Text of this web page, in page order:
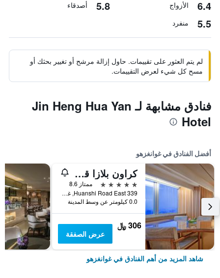
6.4 الأزواج 5.8 أصدقاء
5.5 منفرد
لم يتم العثور على تقييمات. حاول إزالة مرشح أو تغيير بحثك أو
مسح كل شيء لعرض التقييمات.
فنادق مشابهة لـ Jin Heng Hua Yan
Hotel
أفضل الفنادق في غوانغزهو
كراون بلازا قوانغتشو سيتي سنتر، أحد الفنادق من مجموعة فنادق إنتركونتيننتال - سكاي لاين 63 بار للاستمتاع بإطلالة على مدينة قوانغتشو
5 نجوم
ممتاز 8.6
339 Huanshi Road East, غوانغزهو, الصين
0.0 كيلومتر عن وسط المدينة
306 ﷼
عرض الصفقة
شاهد المزيد من أهم الفنادق في غوانغزهو